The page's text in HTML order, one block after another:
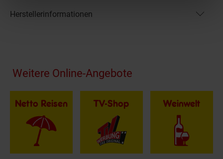
Herstellerinformationen
Fußzeile
Weitere Online-Angebote
Netto Reisen TV-Shop Weinwelt